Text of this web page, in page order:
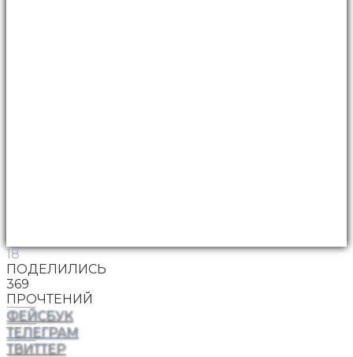
18
ПОДЕЛИЛИСЬ
369
ПРОЧТЕНИЙ
ФЕЙСБУК
ТЕЛЕГРАМ
ТВИТТЕР